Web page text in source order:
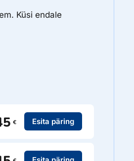
Küsi endale
€ Esita päring